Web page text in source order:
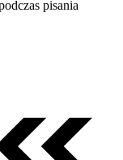
pisania